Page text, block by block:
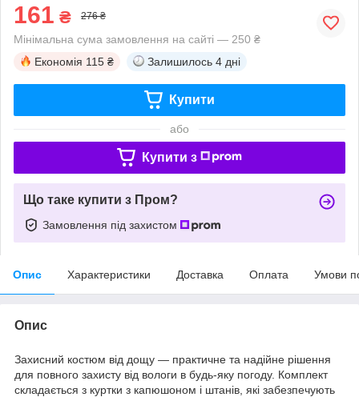
161 ₴ 276 ₴
Мінімальна сума замовлення на сайті — 250 ₴
Економія 115 ₴ Залишилось 4 дні
Купити
або
Купити з
Що таке купити з Пром?
Замовлення під захистом
Опис Характеристики Доставка Оплата Умови
Опис
Захисний костюм від дощу — практичне та надійне рішення
для повного захисту від вологи в будь-яку погоду. Комплект
складається з куртки з капюшоном і штанів, які забезпечують